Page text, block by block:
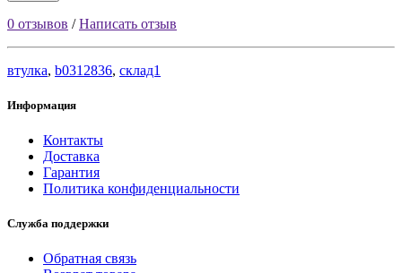
0 отзывов /Написать отзыв
втулка, b0312836, склад1
Информация
Контакты
Доставка
Гарантия
Политика конфиденциальности
Служба поддержки
Обратная связь